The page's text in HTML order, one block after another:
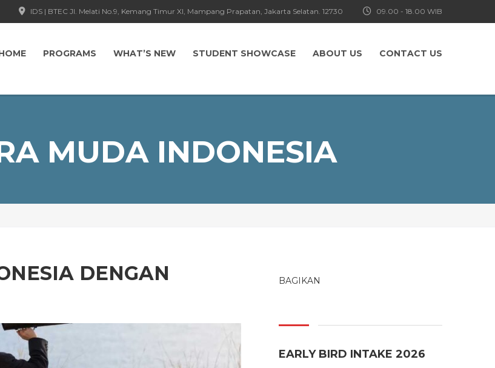
09.00 - 18.00 WIB
IDS | BTEC Jl. Melati No.9, Kemang Timur XI, Mampang Prapatan, Jakarta Selatan. 12730
PROGRAMS WHAT’S NEW STUDENT SHOWCASE ABOUT US CONTACT US
MUDA INDONESIA
DENGAN
BAGIKAN
EARLY BIRD INTAKE 2026